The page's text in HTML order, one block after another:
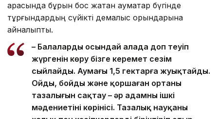
арқасында бұрын бос жатқан аумақтар бүгінде
тұрғындардың сүйікті демалыс орындарына
айналыпты.
– Балалардың осындай алаңда доп теуіп
жүргенін көру бізге керемет сезім
сыйлайды. Аумағы 1,5 гектарға жуықтайды.
Ойдың, бойдың және қоршаған ортаның
тазалығын сақтау – әр адамның ішкі
мәдениетінің көрінісі. Тазалық науқаны